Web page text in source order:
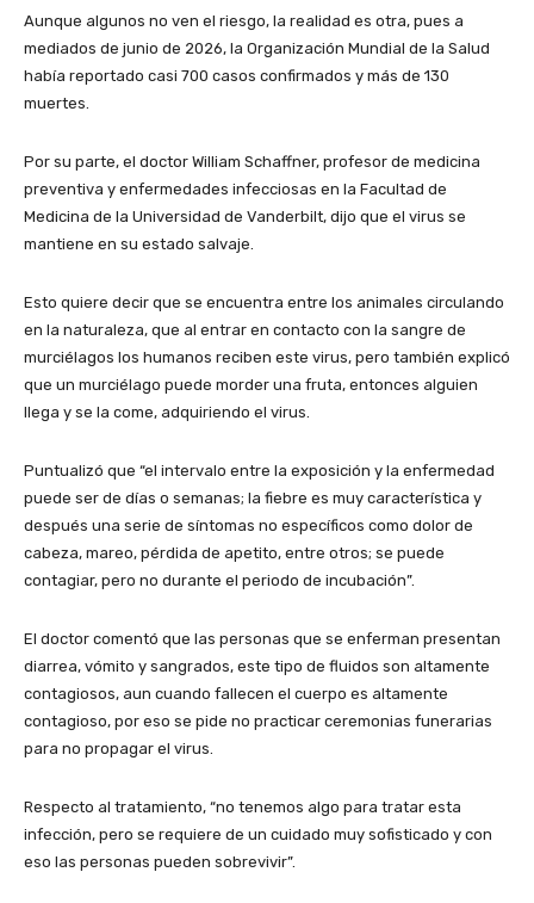
Aunque algunos no ven el riesgo, la realidad es otra, pues a
mediados de junio de 2026, la Organización Mundial de la Salud
había reportado casi 700 casos confirmados y más de 130
muertes.
Por su parte, el doctor William Schaffner, profesor de medicina
preventiva y enfermedades infecciosas en la Facultad de
Medicina de la Universidad de Vanderbilt, dijo que el virus se
mantiene en su estado salvaje.
Esto quiere decir que se encuentra entre los animales circulando
en la naturaleza, que al entrar en contacto con la sangre de
murciélagos los humanos reciben este virus, pero también explicó
que un murciélago puede morder una fruta, entonces alguien
llega y se la come, adquiriendo el virus.
Puntualizó que “el intervalo entre la exposición y la enfermedad
puede ser de días o semanas; la fiebre es muy característica y
después una serie de síntomas no específicos como dolor de
cabeza, mareo, pérdida de apetito, entre otros; se puede
contagiar, pero no durante el periodo de incubación”.
El doctor comentó que las personas que se enferman presentan
diarrea, vómito y sangrados, este tipo de fluidos son altamente
contagiosos, aun cuando fallecen el cuerpo es altamente
contagioso, por eso se pide no practicar ceremonias funerarias
para no propagar el virus.
Respecto al tratamiento, “no tenemos algo para tratar esta
infección, pero se requiere de un cuidado muy sofisticado y con
eso las personas pueden sobrevivir”.